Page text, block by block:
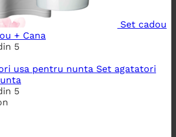
Set cadou
+ Cana
5
Set agatatori
5